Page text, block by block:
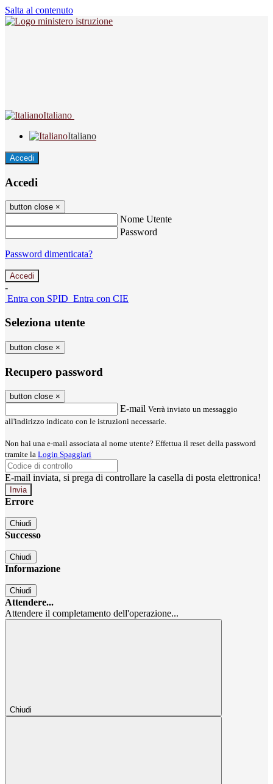
Salta al contenuto
Italiano
Italiano
Accedi
Accedi
button close ×
Nome Utente
Password
Password dimenticata?
-
Entra con SPID Entra con CIE
Seleziona utente
button close ×
Recupero password
button close ×
E-mail Verrà inviato un messaggio
all'indirizzo indicato con le istruzioni necessarie.
Non hai una e-mail associata al nome utente? Effettua il reset della password
tramite la Login Spaggiari
E-mail inviata, si prega di controllare la casella di posta elettronica!
Errore
Chiudi
Successo
Chiudi
Informazione
Chiudi
Attendere...
Attendere il completamento dell'operazione...
Chiudi